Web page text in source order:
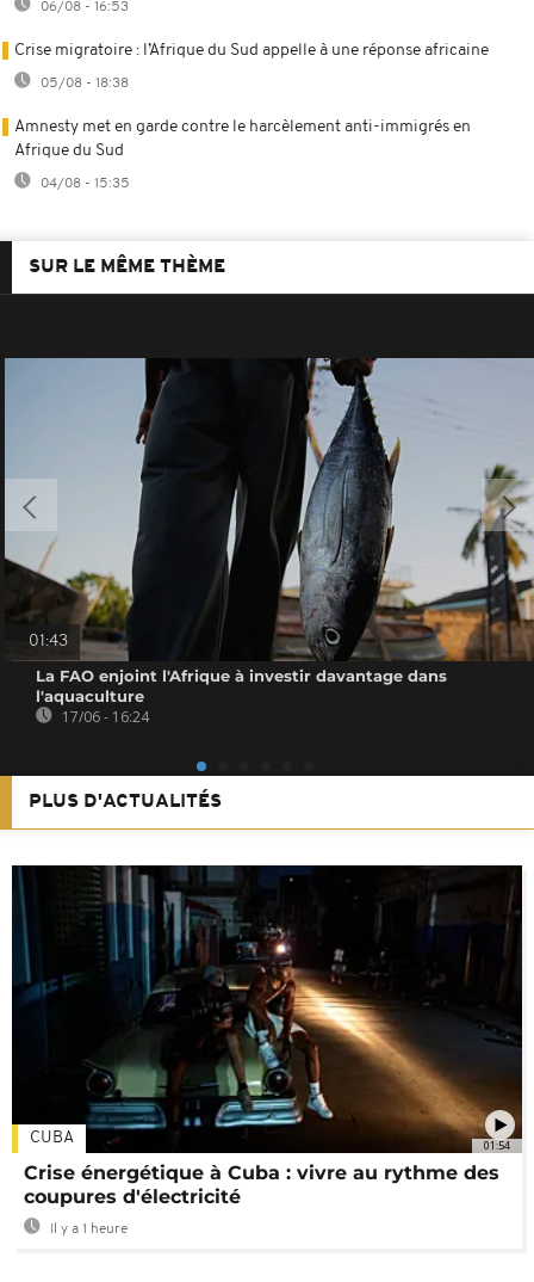
06/08 - 16:53
Crise migratoire : l’Afrique du Sud appelle à une réponse africaine
05/08 - 18:38
Amnesty met en garde contre le harcèlement anti-immigrés en
Afrique du Sud
04/08 - 15:35
SUR LE MÊME THÈME
01:43
La FAO enjoint l'Afrique à investir davantage dans
l'aquaculture
17/06 - 16:24
PLUS D'ACTUALITÉS
01:54
CUBA
Crise énergétique à Cuba : vivre au rythme des
coupures d'électricité
Il y a 1 heure